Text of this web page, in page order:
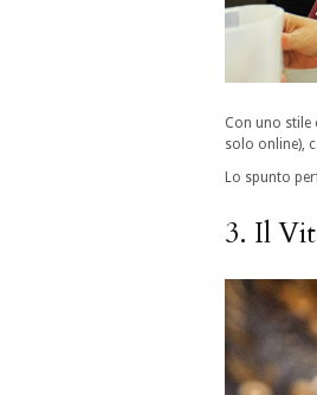
Con uno
solo online),
Lo spunto
3. Il